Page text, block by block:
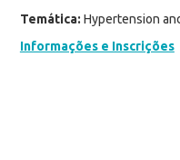
Temática: Hypertension
Informações e Inscrições